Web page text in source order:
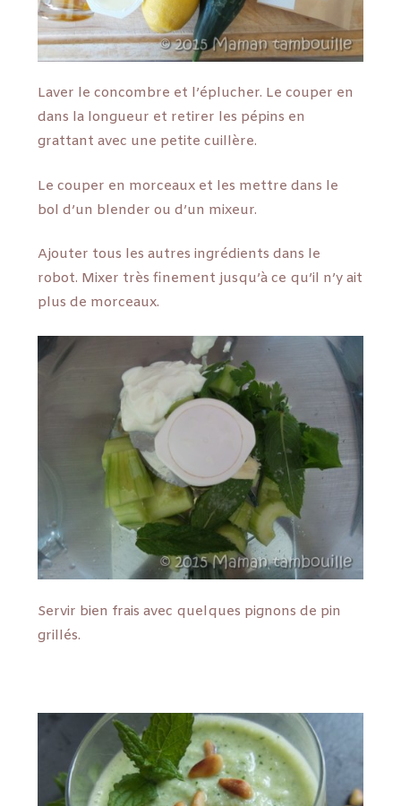
Laver le concombre et l’éplucher. Le couper en
dans la longueur et retirer les pépins en
grattant avec une petite cuillère.
Le couper en morceaux et les mettre dans le
bol d’un blender ou d’un mixeur.
Ajouter tous les autres ingrédients dans le
robot. Mixer très finement jusqu’à ce qu’il n’y ait
plus de morceaux.
Servir bien frais avec quelques pignons de pin
grillés.